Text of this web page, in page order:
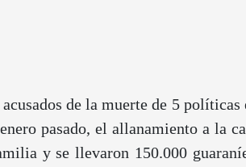
de la muerte de 5 políticas
pasado, el allanamiento a la
y se llevaron 150.000